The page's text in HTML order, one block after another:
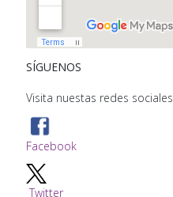
SÍGUENOS
Visita nuestas redes sociales
Facebook
Twitter